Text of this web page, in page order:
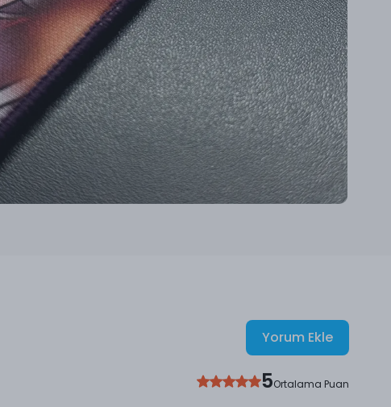
Yorum Ekle
5Ortalama Puan